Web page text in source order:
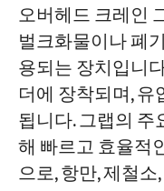
오버헤드 크레인
벌크화물이나 폐
용되는 장치입니
더에 장착되며,
됩니다. 그랩의
해 빠르고 효율적
으로, 항만, 제철